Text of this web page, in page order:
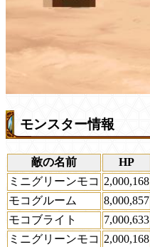
モンスター情報
敵の名前 HP
ミニグリーンモコ 2,000,168
モコグルーム
8,000,857
モコブライト
7,000,633
ミニグリーンモコ 2,000,168